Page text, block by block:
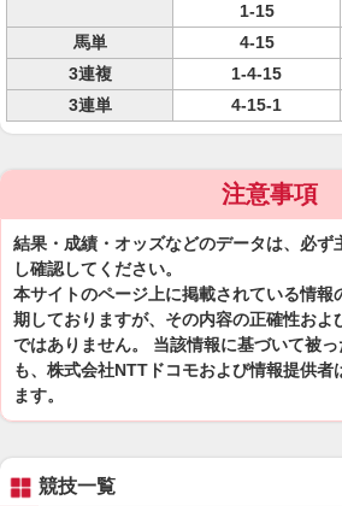
1-15
馬単
4-15
3連複
1-4-15
3連単
4-15-1
注意事項
結果・成績・オッズなどのデータは、必ず
し確認してください。
本サイトのページ上に掲載されている情報
期しておりますが、その内容の正確性およ
ではありません。 当該情報に基づいて被
も、株式会社NTTドコモおよび情報提供者
ます。
競技一覧